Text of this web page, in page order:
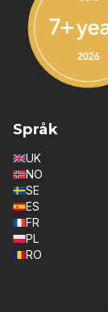
Språk
UK
NO
SE
ES
FR
PL
RO